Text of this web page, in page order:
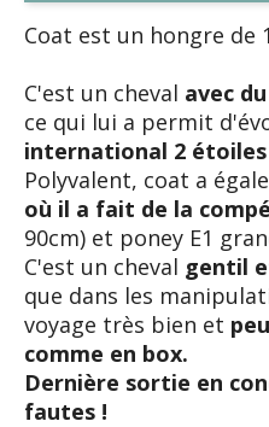
Coat est un hongre de
C'est un cheval avec
ce qui lui a permit
international 2 étoiles
Polyvalent, coat a
où il a fait de la
90cm) et poney E1
C'est un cheval gentil
que dans les
voyage très bien et
comme en box.
Dernière sortie en
fautes !